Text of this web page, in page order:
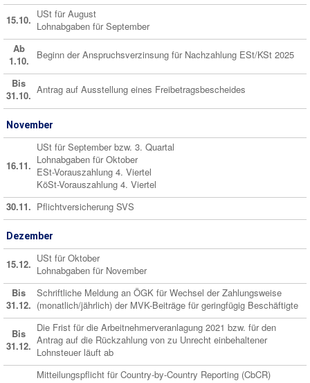
15.10. USt für August
Lohnabgaben für September
Ab
1.10.
Beginn der Anspruchsverzinsung für Nachzahlung ESt/KSt 2025
Bis
31.10. Antrag auf Ausstellung eines Freibetragsbescheides
November
16.11.
USt für September bzw. 3. Quartal
Lohnabgaben für Oktober
ESt-Vorauszahlung 4. Viertel
KöSt-Vorauszahlung 4. Viertel
30.11. Pflichtversicherung SVS
Dezember
15.12. USt für Oktober
Lohnabgaben für November
Bis
31.12.
Schriftliche Meldung an ÖGK für Wechsel der Zahlungsweise
(monatlich/jährlich) der MVK-Beiträge für geringfügig Beschäftigte
Bis
31.12.
Die Frist für die Arbeitnehmerveranlagung 2021 bzw. für den
Antrag auf die Rückzahlung von zu Unrecht einbehaltener
Lohnsteuer läuft ab
Mitteilungspflicht für Country-by-Country Reporting (CbCR)